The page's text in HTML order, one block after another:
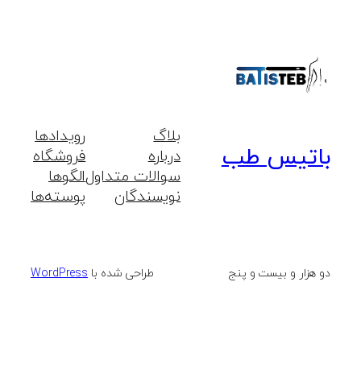
باتیس طب
بلاگ
درباره
سوالات متداول
نویسندگان
رویدادها
فروشگاه
الگوها
پوسته‌ها
دو هزار و بیست و پنج طراحی شده باWordPress